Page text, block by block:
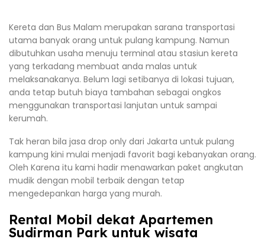
Kereta dan Bus Malam merupakan sarana transportasi
utama banyak orang untuk pulang kampung. Namun
dibutuhkan usaha menuju terminal atau stasiun kereta
yang terkadang membuat anda malas untuk
melaksanakanya. Belum lagi setibanya di lokasi tujuan,
anda tetap butuh biaya tambahan sebagai ongkos
menggunakan transportasi lanjutan untuk sampai
kerumah.
Tak heran bila jasa drop only dari Jakarta untuk pulang
kampung kini mulai menjadi favorit bagi kebanyakan orang.
Oleh Karena itu kami hadir menawarkan paket angkutan
mudik dengan mobil terbaik dengan tetap
mengedepankan harga yang murah.
Rental Mobil dekat Apartemen
Sudirman Park untuk wisata